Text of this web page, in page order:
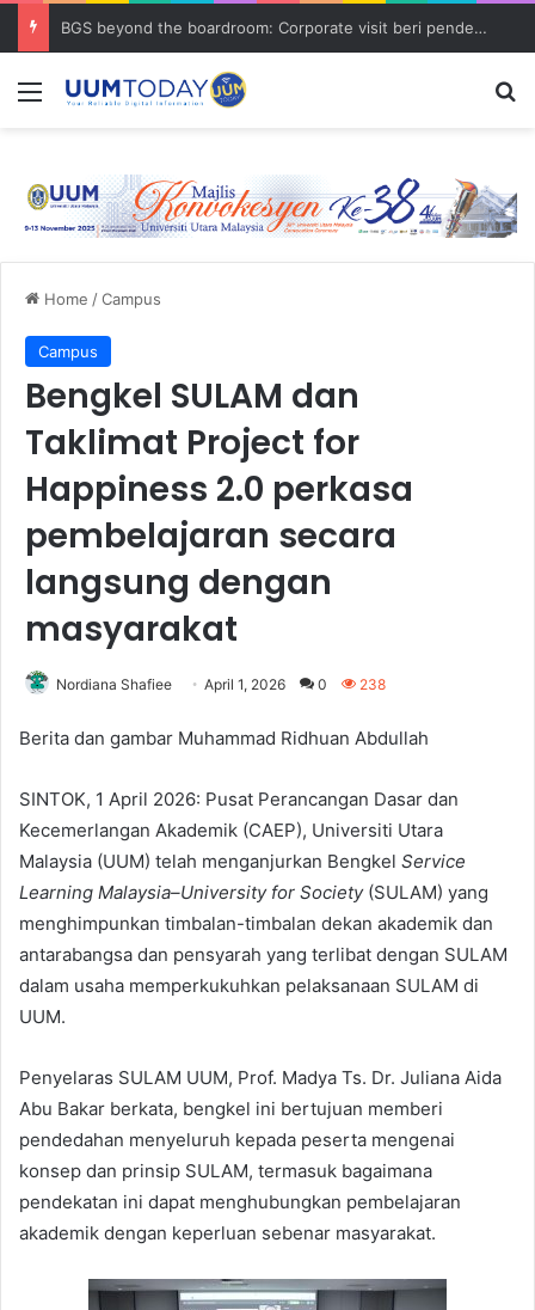
BGS beyond the boardroom: Corporate visit beri pendedahan dunia korporat kepada PELAJAR UUM
Menu
Home /Campus
Campus
Bengkel SULAM dan
Taklimat Project for
Happiness 2.0 perkasa
pembelajaran secara
langsung dengan
masyarakat
Nordiana Shafiee April 1, 2026 0 238
Berita dan gambar Muhammad Ridhuan Abdullah
SINTOK, 1 April 2026: Pusat Perancangan Dasar dan
Kecemerlangan Akademik (CAEP), Universiti Utara
Malaysia (UUM) telah menganjurkan Bengkel Service
Learning Malaysia–University for Society(SULAM) yang
menghimpunkan timbalan-timbalan dekan akademik dan
antarabangsa dan pensyarah yang terlibat dengan SULAM
dalam usaha memperkukuhkan pelaksanaan SULAM di
UUM.
Penyelaras SULAM UUM, Prof. Madya Ts. Dr. Juliana Aida
Abu Bakar berkata, bengkel ini bertujuan memberi
pendedahan menyeluruh kepada peserta mengenai
konsep dan prinsip SULAM, termasuk bagaimana
pendekatan ini dapat menghubungkan pembelajaran
akademik dengan keperluan sebenar masyarakat.